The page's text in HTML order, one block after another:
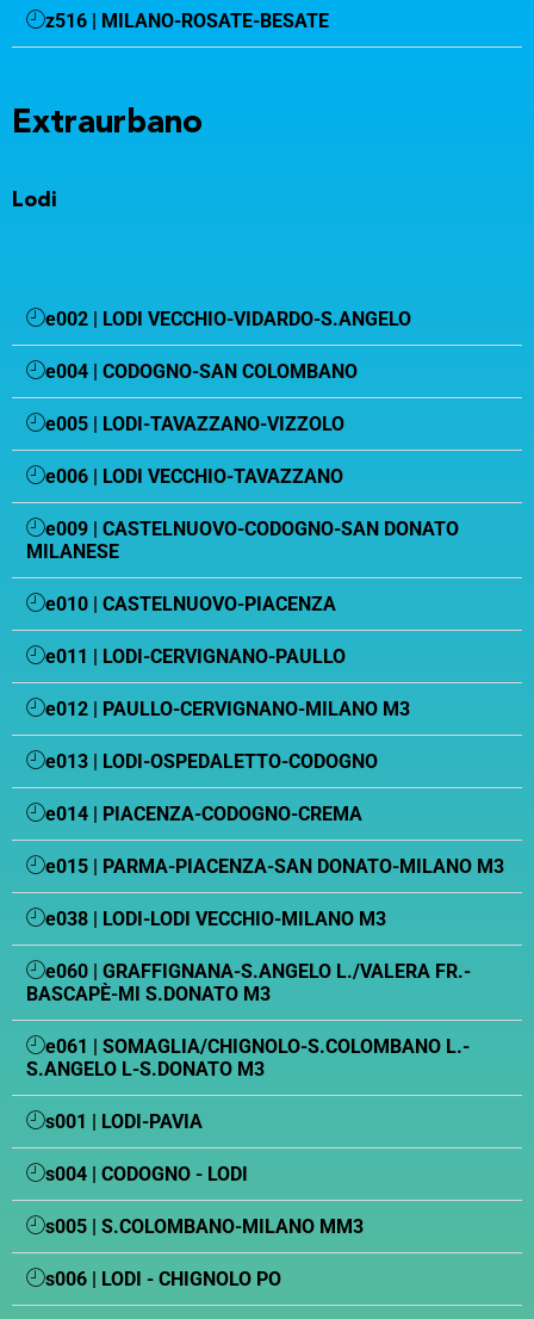
z516 | MILANO-ROSATE-BESATE
Extraurbano
Lodi
e002 | LODI VECCHIO-VIDARDO-S.ANGELO
e004 | CODOGNO-SAN COLOMBANO
e005 | LODI-TAVAZZANO-VIZZOLO
e006 | LODI VECCHIO-TAVAZZANO
e009 | CASTELNUOVO-CODOGNO-SAN DONATO
MILANESE
e010 | CASTELNUOVO-PIACENZA
e011 | LODI-CERVIGNANO-PAULLO
e012 | PAULLO-CERVIGNANO-MILANO M3
e013 | LODI-OSPEDALETTO-CODOGNO
e014 | PIACENZA-CODOGNO-CREMA
e015 | PARMA-PIACENZA-SAN DONATO-MILANO M3
e038 | LODI-LODI VECCHIO-MILANO M3
e060 | GRAFFIGNANA-S.ANGELO L./VALERA FR.-
BASCAPÈ-MI S.DONATO M3
e061 | SOMAGLIA/CHIGNOLO-S.COLOMBANO L.-
S.ANGELO L-S.DONATO M3
s001 | LODI-PAVIA
s004 | CODOGNO - LODI
s005 | S.COLOMBANO-MILANO MM3
s006 | LODI - CHIGNOLO PO